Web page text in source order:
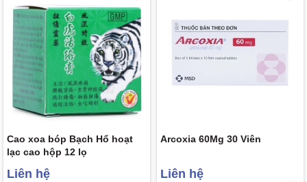
Cao xoa bóp Bạch Hổ hoạt
lạc cao hộp 12 lọ
Liên hệ
Arcoxia 60Mg 30 Viên
Liên hệ